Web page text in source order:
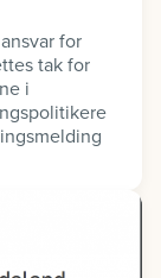
for
tak for
i